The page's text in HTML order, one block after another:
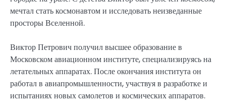
мечтал стать космонавтом и исследовать неизведанные
просторы Вселенной.
Виктор Петрович получил высшее образование в
Московском авиационном институте, специализируясь на
летательных аппаратах. После окончания института он
работал в авиапромышленности, участвуя в разработке и
испытаниях новых самолетов и космических аппаратов.